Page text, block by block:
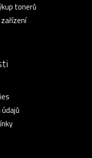
tonerů